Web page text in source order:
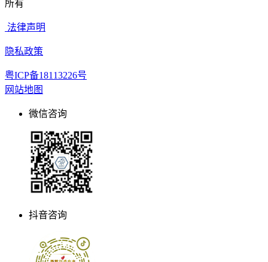
所有
法律声明
隐私政策
粤ICP备18113226号
网站地图
微信咨询
抖音咨询